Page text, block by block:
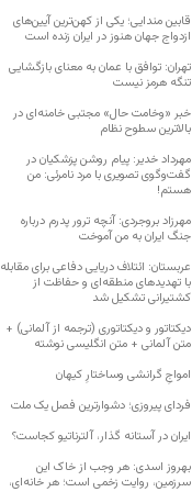
قابین مندایی؛ یکی از کهن‌ترین آیین‌های
ازدواج جهان هنوز در ایران زنده است
تهران: توافق با عمان به معنای بازگشایی
تنگه هرمز نیست
خبر «وخامت حال» مجتبی خامنه‌ای در
بالاترین سطوح نظام
مهرداد خدیر: پیام روشن پزشکیان در
گفت‌و‌گوی تصویری با مرد نامرئی: من
هستم!
مهرزاد بروجردی: آنچه ترور پدرم درباره
جنگ ایران به من آموخت
عربستان: ائتلاف دریایی دفاعی برای مقابله
با تهدیدهای منطقه‌ای و حفاظت از
کشتیرانی تشکیل شد
دیکتاتور و دیکتاتوری (ترجمه از آلمانی) +
متن آلمانی + متن انگلیسی نوشته
‌امواجِ گرانشی وساختارِ کیهان
فردای پیروزی؛ دشوارترین فصل یک ملت
ایران در آستانه گذار، آلترناتیو کجاست؟
بهروز اسدی: هر وجب از خاک‌ این
سرزمین، روایت زخمی است؛ هر خانه‌ای،